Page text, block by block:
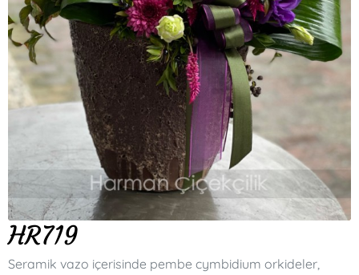
HR719
Seramik vazo içerisinde pembe cymbidium orkideler,